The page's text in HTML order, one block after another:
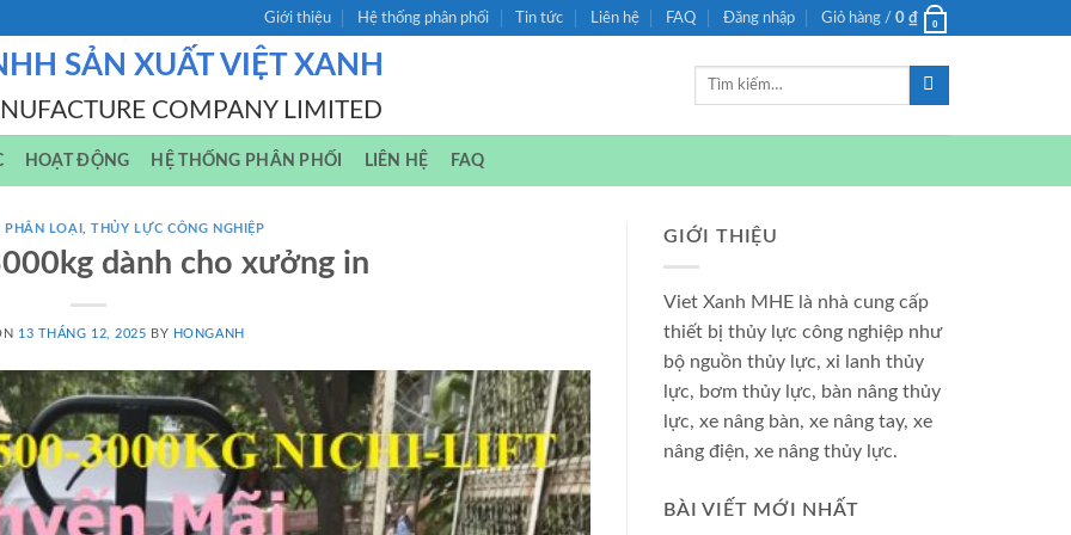
Giới thiệu Hệ thống phân phối Tin tức Liên hệ FAQ Đăng nhập Giỏ hàng / 0 ₫ 0
SẢN XUẤT VIỆT XANH
COMPANY LIMITED
Tìm
HOẠT ĐỘNG HỆ THỐNG PHÂN PHỐI LIÊN HỆ FAQ
LOẠI ,THỦY LỰC CÔNG NGHIỆP
dành cho xưởng in
13 THÁNG 12, 2025 BY HONGANH
GIỚI THIỆU
Viet Xanh MHE là nhà cung cấp
thiết bị thủy lực công nghiệp như
bộ nguồn thủy lực, xi lanh thủy
lực, bơm thủy lực, bàn nâng thủy
lực, xe nâng bàn, xe nâng tay, xe
nâng điện, xe nâng thủy lực.
BÀI VIẾT MỚI NHẤT